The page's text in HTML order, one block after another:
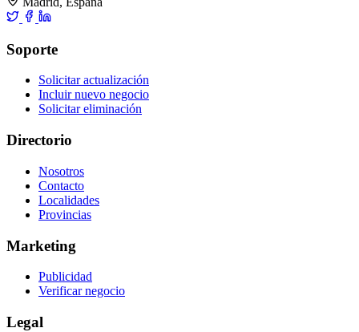
Soporte
Solicitar actualización
Incluir nuevo negocio
Solicitar eliminación
Directorio
Nosotros
Contacto
Localidades
Provincias
Marketing
Publicidad
Verificar negocio
Legal